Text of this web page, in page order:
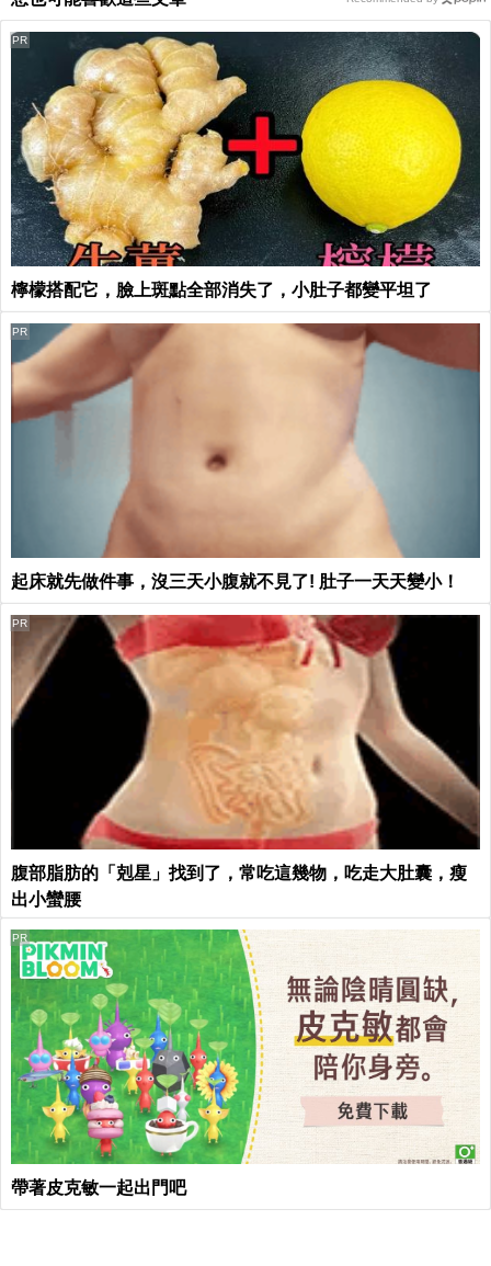
檸檬搭配它，臉上斑點全部消失了，小肚子都變平坦了
PR
起床就先做件事，沒三天小腹就不見了! 肚子一天天變小！
PR
腹部脂肪的「剋星」找到了，常吃這幾物，吃走大肚囊，瘦
出小蠻腰
PR
帶著皮克敏一起出門吧
PR